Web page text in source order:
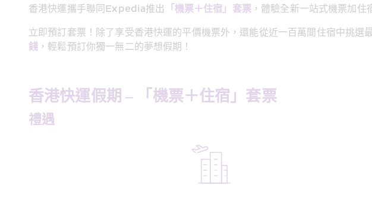
香港快運攜手聯同Expedia推出 「機票＋住宿」套票，體驗全新一站式機票加住
立即預訂套票！除了享受香港快運的平價機票外，還能從近一百萬間住宿中挑
錢 ，輕鬆預訂你獨一無二的夢想假期！
香港快運假期 – 「機票＋住宿」套票
禮遇